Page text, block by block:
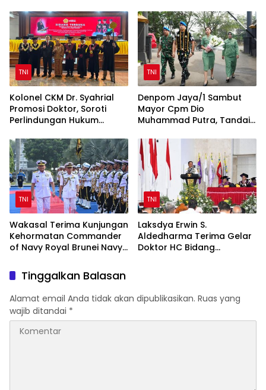
TNI
Kolonel CKM Dr. Syahrial
Promosi Doktor, Soroti
Perlindungan Hukum
Disabilitas
TNI
Denpom Jaya/1 Sambut
Mayor Cpm Dio
Muhammad Putra, Tandai
TNI
Wakasal Terima Kunjungan
Kehormatan Commander
of Navy Royal Brunei Navy
TNI
Laksdya Erwin S.
Aldedharma Terima Gelar
Doktor HC Bidang
Tinggalkan Balasan
Alamat email Anda tidak akan dipublikasikan. Ruas yang
wajib ditandai *